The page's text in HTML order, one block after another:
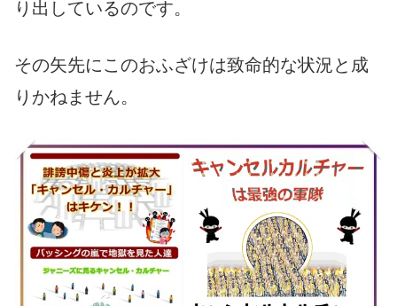
り出しているのです。
その矢先にこのおふざけは致命的な状況と成
りかねません。